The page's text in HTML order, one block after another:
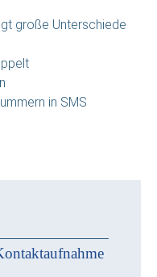
große Unterschiede
in SMS